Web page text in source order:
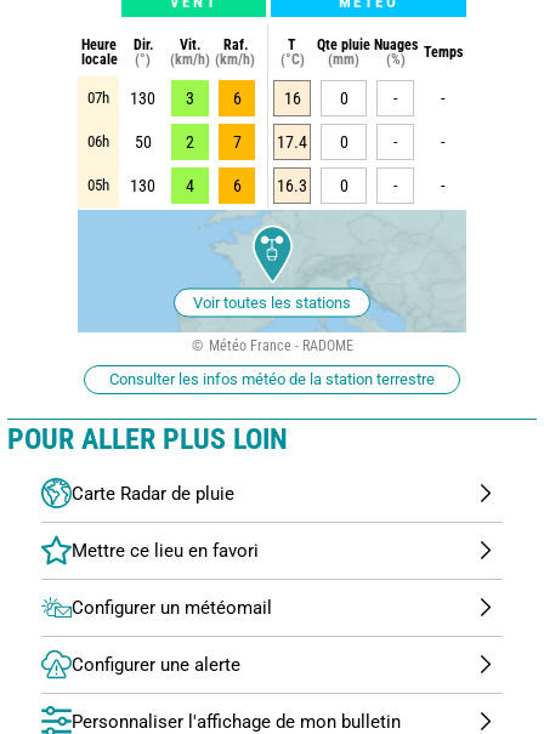
Heure
locale
Dir.
(°)
Vit.
(km/h)
Raf.
(km/h)
T
(°C)
Qte pluie
(mm)
Nuages
(%)
Temps
07h 130 3 6 16 0 - -
06h 50 2 7 17.4 0 - -
05h 130 4 6 16.3 0 - -
Voir toutes les stations
Météo France - RADOME
Consulter les infos météo de la station terrestre
POUR ALLER PLUS LOIN
Carte Radar de pluie
Configurer un météomail
Configurer une alerte
Personnaliser l'affichage de mon bulletin